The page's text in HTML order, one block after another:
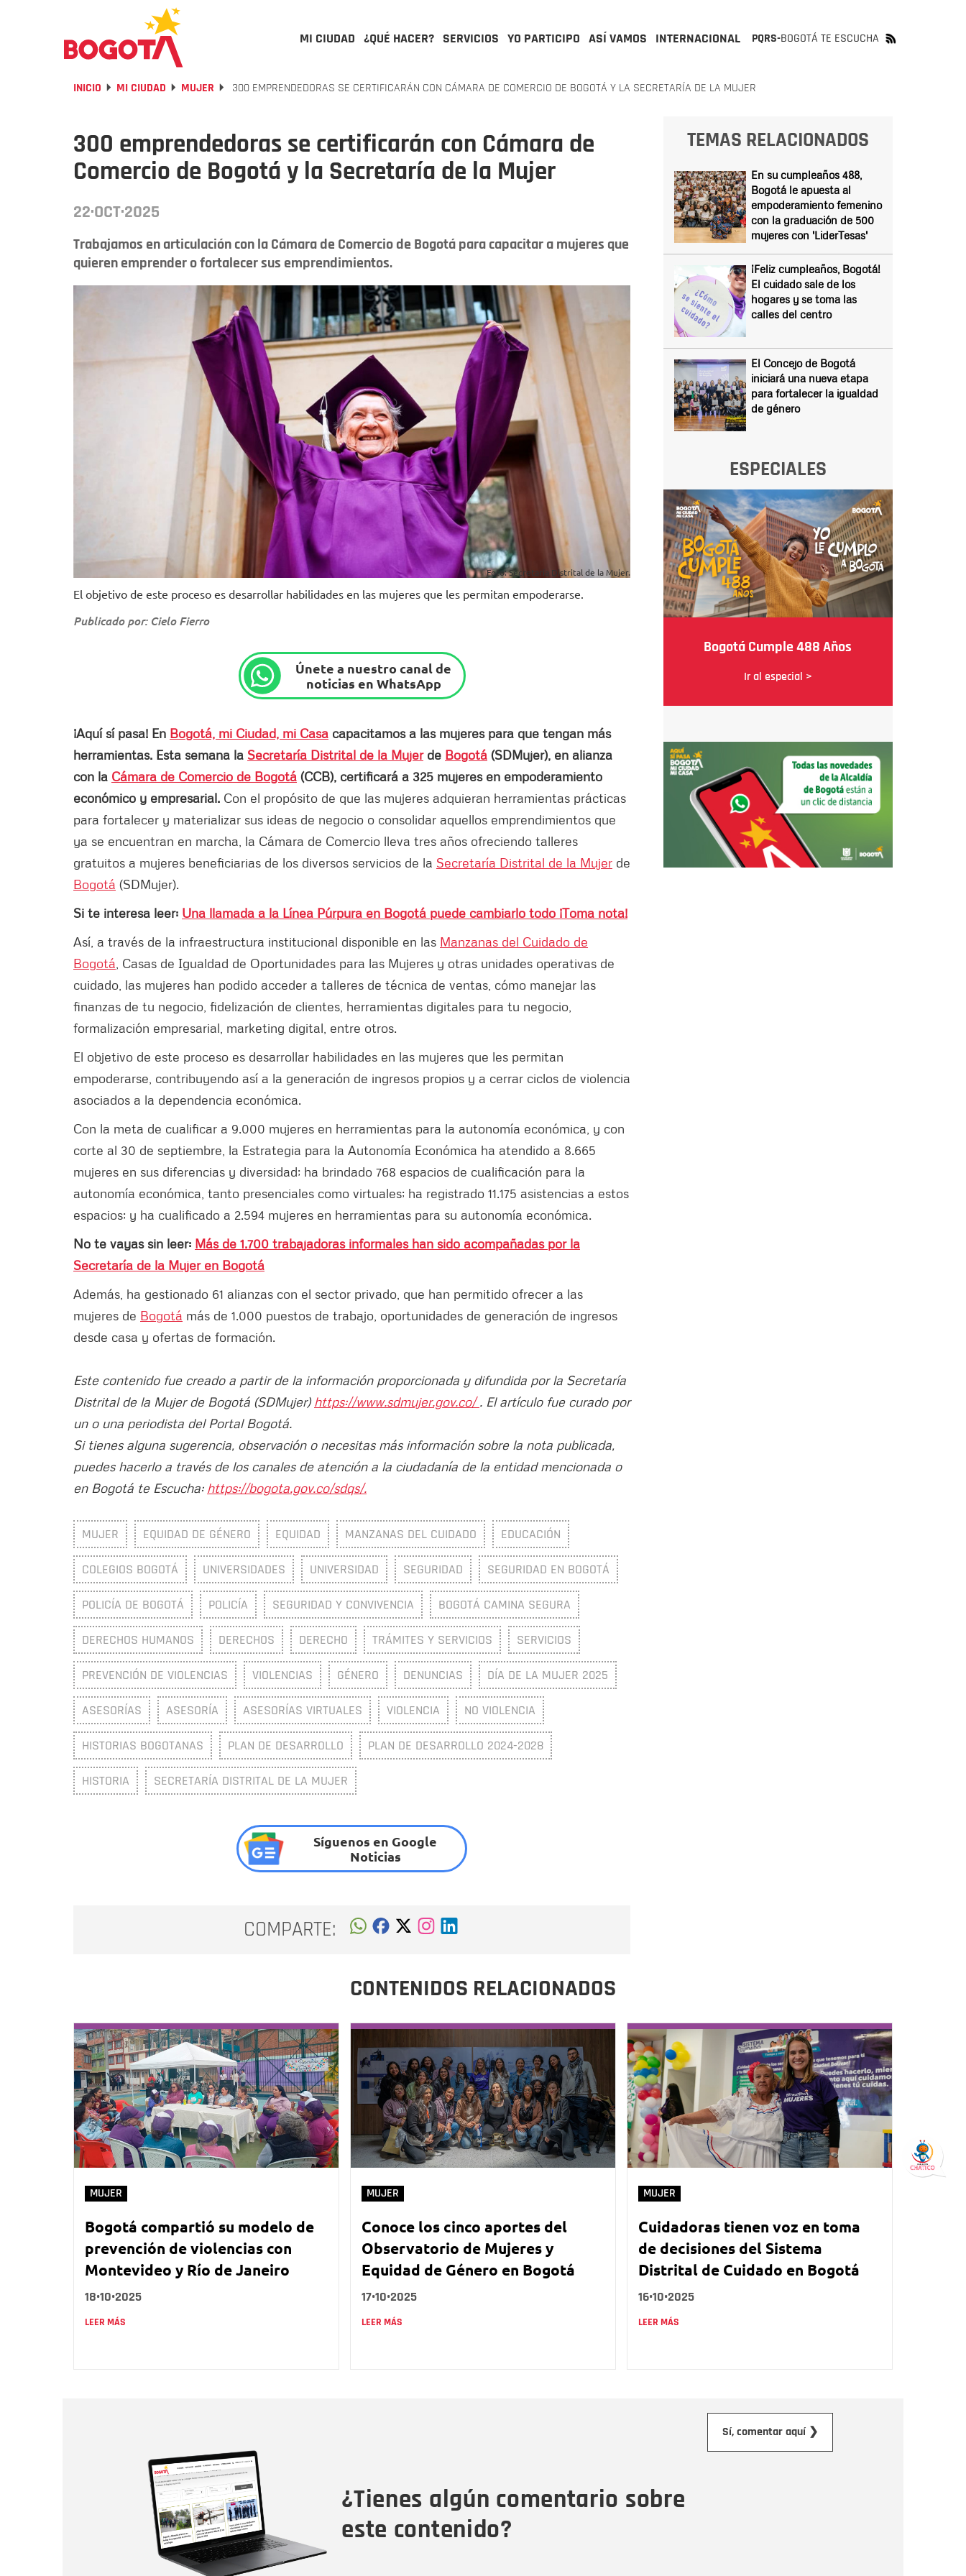
MI CIUDAD ¿QUÉ HACER? SERVICIOS YO PARTICIPO ASÍ VAMOS INTERNACIONAL PQRS-BOGOTÁ TE ESCUCHA
INICIO MI CIUDAD MUJER 300 EMPRENDEDORAS SE CERTIFICARÁN CON CÁMARA DE COMERCIO DE BOGOTÁ Y LA SECRETARÍA DE LA MUJER
300 emprendedoras se certificarán con Cámara de
Comercio de Bogotá y la Secretaría de la Mujer
22·OCT·2025
Trabajamos en articulación con la Cámara de Comercio de Bogotá para capacitar a mujeres que
quieren emprender o fortalecer sus emprendimientos.
Foto: Secretaría Distrital de la Mujer.
El objetivo de este proceso es desarrollar habilidades en las mujeres que les permitan empoderarse.
Publicado por: Cielo Fierro
Únete a nuestro canal de
noticias en WhatsApp
¡Aquí sí pasa! En Bogotá, mi Ciudad, mi Casa capacitamos a las mujeres para que tengan más
herramientas. Esta semana la Secretaría Distrital de la Mujerde Bogotá (SDMujer), en alianza
con la Cámara de Comercio de Bogotá (CCB), certificará a 325 mujeres en empoderamiento
económico y empresarial. Con el propósito de que las mujeres adquieran herramientas prácticas
para fortalecer y materializar sus ideas de negocio o consolidar aquellos emprendimientos que
ya se encuentran en marcha, la Cámara de Comercio lleva tres años ofreciendo talleres
gratuitos a mujeres beneficiarias de los diversos servicios de la Secretaría Distrital de la Mujer de
Bogotá (SDMujer).
Si te interesa leer: Una llamada a la Línea Púrpura en Bogotá puede cambiarlo todo ¡Toma nota!
Así, a través de la infraestructura institucional disponible en las Manzanas del Cuidado de
Bogotá , Casas de Igualdad de Oportunidades para las Mujeres y otras unidades operativas de
cuidado, las mujeres han podido acceder a talleres de técnica de ventas, cómo manejar las
finanzas de tu negocio, fidelización de clientes, herramientas digitales para tu negocio,
formalización empresarial, marketing digital, entre otros.
El objetivo de este proceso es desarrollar habilidades en las mujeres que les permitan
empoderarse, contribuyendo así a la generación de ingresos propios y a cerrar ciclos de violencia
asociados a la dependencia económica.
Con la meta de cualificar a 9.000 mujeres en herramientas para la autonomía económica, y con
corte al 30 de septiembre, la Estrategia para la Autonomía Económica ha atendido a 8.665
mujeres en sus diferencias y diversidad; ha brindado 768 espacios de cualificación para la
autonomía económica, tanto presenciales como virtuales; ha registrado 11.175 asistencias a estos
espacios; y ha cualificado a 2.594 mujeres en herramientas para su autonomía económica.
No te vayas sin leer: Más de 1.700 trabajadoras informales han sido acompañadas por la
Secretaría de la Mujer en Bogotá
Además, ha gestionado 61 alianzas con el sector privado, que han permitido ofrecer a las
mujeres de Bogotá más de 1.000 puestos de trabajo, oportunidades de generación de ingresos
desde casa y ofertas de formación.
Este contenido fue creado a partir de la información proporcionada y difundida por la Secretaría
Distrital de la Mujer de Bogotá (SDMujer) https://www.sdmujer.gov.co/. El artículo fue curado por
un o una periodista del Portal Bogotá.
Si tienes alguna sugerencia, observación o necesitas más información sobre la nota publicada,
puedes hacerlo a través de los canales de atención a la ciudadanía de la entidad mencionada o
en Bogotá te Escucha: https://bogota.gov.co/sdqs/.
MUJER EQUIDAD DE GÉNERO EQUIDAD MANZANAS DEL CUIDADO EDUCACIÓN
COLEGIOS BOGOTÁ UNIVERSIDADES UNIVERSIDAD SEGURIDAD SEGURIDAD EN BOGOTÁ
POLICÍA DE BOGOTÁ POLICÍA SEGURIDAD Y CONVIVENCIA BOGOTÁ CAMINA SEGURA
DERECHOS HUMANOS DERECHOS DERECHO TRÁMITES Y SERVICIOS SERVICIOS
PREVENCIÓN DE VIOLENCIAS VIOLENCIAS GÉNERO DENUNCIAS DÍA DE LA MUJER 2025
ASESORÍAS ASESORÍA ASESORÍAS VIRTUALES VIOLENCIA NO VIOLENCIA
HISTORIAS BOGOTANAS PLAN DE DESARROLLO PLAN DE DESARROLLO 2024-2028
HISTORIA SECRETARÍA DISTRITAL DE LA MUJER
Síguenos en Google
Noticias
COMPARTE:
TEMAS RELACIONADOS
En su cumpleaños 488,
Bogotá le apuesta al
empoderamiento femenino
con la graduación de 500
mujeres con 'LiderTesas'
¡Feliz cumpleaños, Bogotá!
El cuidado sale de los
hogares y se toma las
calles del centro
El Concejo de Bogotá
iniciará una nueva etapa
para fortalecer la igualdad
de género
ESPECIALES
Bogotá Cumple 488 Años
Ir al especial >
CONTENIDOS RELACIONADOS
MUJER
Bogotá compartió su modelo de
prevención de violencias con
Montevideo y Río de Janeiro
18•10•2025
LEER MÁS
MUJER
Conoce los cinco aportes del
Observatorio de Mujeres y
Equidad de Género en Bogotá
17•10•2025
LEER MÁS
MUJER
Cuidadoras tienen voz en toma
de decisiones del Sistema
Distrital de Cuidado en Bogotá
16•10•2025
LEER MÁS
¿Tienes algún comentario sobre
este contenido?
Sí, comentar aquí ❯